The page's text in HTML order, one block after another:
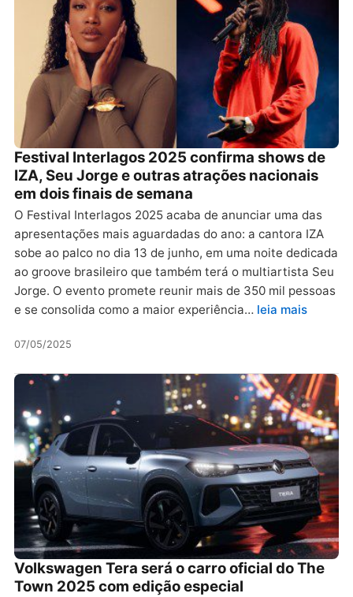
Festival Interlagos 2025 confirma shows de
IZA, Seu Jorge e outras atrações nacionais
em dois finais de semana
O Festival Interlagos 2025 acaba de anunciar uma das
apresentações mais aguardadas do ano: a cantora IZA
sobe ao palco no dia 13 de junho, em uma noite dedicada
ao groove brasileiro que também terá o multiartista Seu
Jorge. O evento promete reunir mais de 350 mil pessoas
e se consolida como a maior experiência… leia mais
07/05/2025
Volkswagen Tera será o carro oficial do The
Town 2025 com edição especial